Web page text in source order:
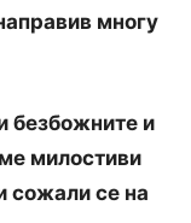
многу
безбожните и
милостиви
сожали се на